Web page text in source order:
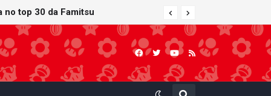
atualização gráfica exclusiva